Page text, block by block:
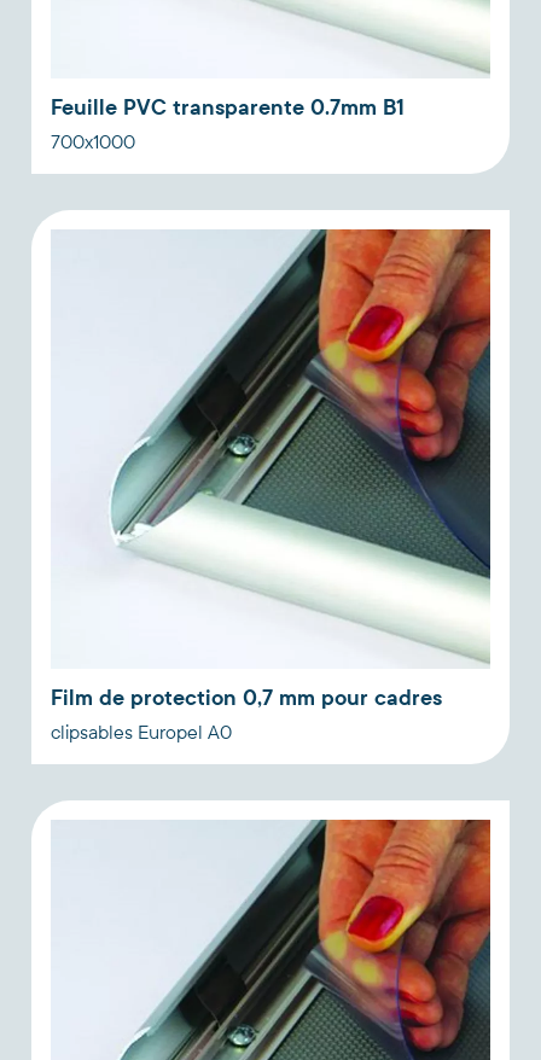
Feuille PVC transparente 0.7mm B1
700x1000
Film de protection 0,7 mm pour cadres
clipsables Europel A0